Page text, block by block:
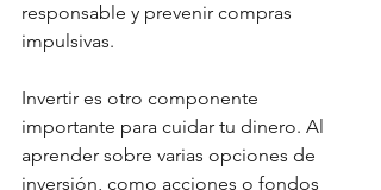
responsable y prevenir compras
impulsivas.
Invertir es otro componente
importante para cuidar tu dinero. Al
aprender sobre varias opciones de
inversión, como acciones o fondos